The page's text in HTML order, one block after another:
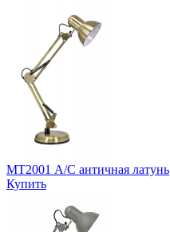
MT2001 А/С античная латунь
Купить